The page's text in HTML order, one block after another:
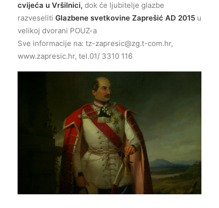
cvijeća u Vršilnici, dok će ljubitelje glazbe
razveseliti Glazbene svetkovine Zaprešić AD 2015 u
velikoj dvorani POUZ-a
Sve informacije na: tz-zapresic@zg.t-com.hr,
www.zapresic.hr, tel.01/ 3310 116